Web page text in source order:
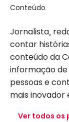
Conteúdo
Jornalista,
contar
conteúdo da
informação
pessoas e
mais inovador
Ver todos os